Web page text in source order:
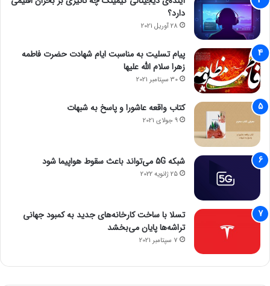
دارد؟
28 آوریل 2021
پیام تسلیت به مناسبت ایام شهادت حضرت فاطمه
زهرا سلام الله علیها
30 سپتامبر 2021
کتاب واقعه عاشورا و پاسخ به شبهات
9 جولای 2021
شبکه 5G می‌تواند باعث سقوط هواپیما شود
25 ژانویه 2022
تسلا با ساخت کارخانه‌های جدید به کمبود جهانی
تراشه‌ها پایان می‌بخشد
7 سپتامبر 2021